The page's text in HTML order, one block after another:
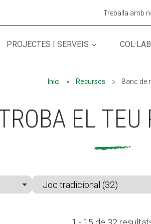
Treballa amb
PROJECTES I SERVEIS
Inici » Recursos » Banc de
EL TEU